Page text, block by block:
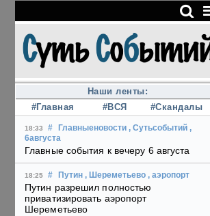
Наши ленты:
#Главная
#ВСЯ #Скандалы
18:33 # Главныеновости , Сутьсобытий ,
6августа
Главные события к вечеру 6 августа
18:25 # Путин , Шереметьево , аэропорт
Путин разрешил полностью
приватизировать аэропорт
Шереметьево